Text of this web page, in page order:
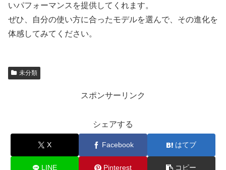
いパフォーマンスを提供してくれます。
ぜひ、自分の使い方に合ったモデルを選んで、その進化を
体感してみてください。
未分類
スポンサーリンク
シェアする
X Facebook はてブ
LINE Pinterest コピー